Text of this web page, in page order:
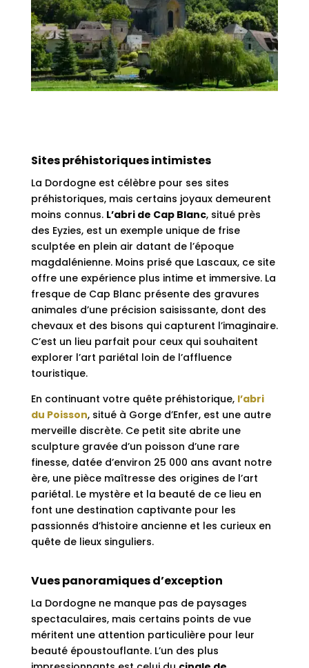
Sites préhistoriques intimistes
La Dordogne est célèbre pour ses sites
préhistoriques, mais certains joyaux demeurent
moins connus. L’abri de Cap Blanc, situé près
des Eyzies, est un exemple unique de frise
sculptée en plein air datant de l’époque
magdalénienne. Moins prisé que Lascaux, ce site
offre une expérience plus intime et immersive. La
fresque de Cap Blanc présente des gravures
animales d’une précision saisissante, dont des
chevaux et des bisons qui capturent l’imaginaire.
C’est un lieu parfait pour ceux qui souhaitent
explorer l’art pariétal loin de l’affluence
touristique.
En continuant votre quête préhistorique, l’abri
du Poisson, situé à Gorge d’Enfer, est une autre
merveille discrète. Ce petit site abrite une
sculpture gravée d’un poisson d’une rare
finesse, datée d’environ 25 000 ans avant notre
ère, une pièce maîtresse des origines de l’art
pariétal. Le mystère et la beauté de ce lieu en
font une destination captivante pour les
passionnés d’histoire ancienne et les curieux en
quête de lieux singuliers.
Vues panoramiques d’exception
La Dordogne ne manque pas de paysages
spectaculaires, mais certains points de vue
méritent une attention particulière pour leur
beauté époustouflante. L’un des plus